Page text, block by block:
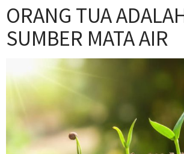
ORANG TUA
SUMBER MATA AIR